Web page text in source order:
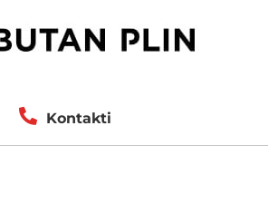
Kontakti